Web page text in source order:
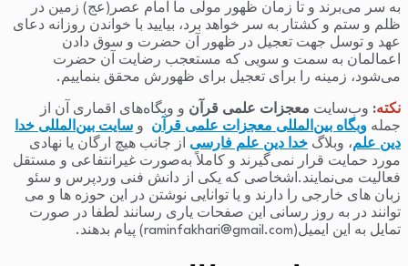
به سر می‌برند و تا زمان ظهور مولی ما امام عصر(عج) زمین در
ظلم و ستم و کشتار به سر خواهد برد، بیایید با خواندن روزانه دعای
عهد و توسل جهت تعجیل در ظهور آن حضرت و سوق دادن
اعمالمان به سمت و سویی که مستعجب رضایت آن حضرت
می‌شود، زمینه را برای تعجیل برای ظهورش محقق بنماییم.
نکته: وب‌سایت معجزات علمی قرآن و وبگاه‌های اقماری آن از
جمله وبگاه بین‌المللی معجزات علمی قرآن و سایت بین‌المللی خدا
دین علم، وبلاگ خدا دین علم فارسی از جانب هیچ ارگان یا نهادی
مورد حمایت قرار نمی‌گیرند و کاملاً به‌صورت غیرانتفاعی و مستقل
فعالیت می‌نمایند.اشخاصی که یکی از دانش فنی وردپرس و سئو
زبان های خارجی را دارند و یا توانایی نوشتن در این حوزه ها و می
توانند در به روز رسانی این صفحات یاری رسانند لطفا در صورت
تمایل به این ایمیل(raminfakhari@gmail.com) پیام بدهند.